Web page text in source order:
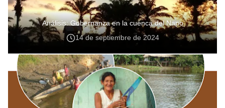
Análisis: Gobernanza en la cuenca del Napo
14 de septiembre de 2024